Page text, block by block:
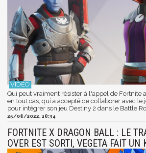
Qui peut vraiment résister à l'appel de Fortnite
en tout cas, qui a accepté de collaborer avec le
pour intégrer son jeu Destiny 2 dans le Battle
25/08/2022, 18:34
FORTNITE X DRAGON BALL : LE
OVER EST SORTI, VEGETA FAIT